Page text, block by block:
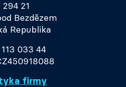
294 21
Bezdězem
Republika
113 033 44
firmy